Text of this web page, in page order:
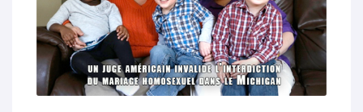
Contacts
Hébergement solidaire